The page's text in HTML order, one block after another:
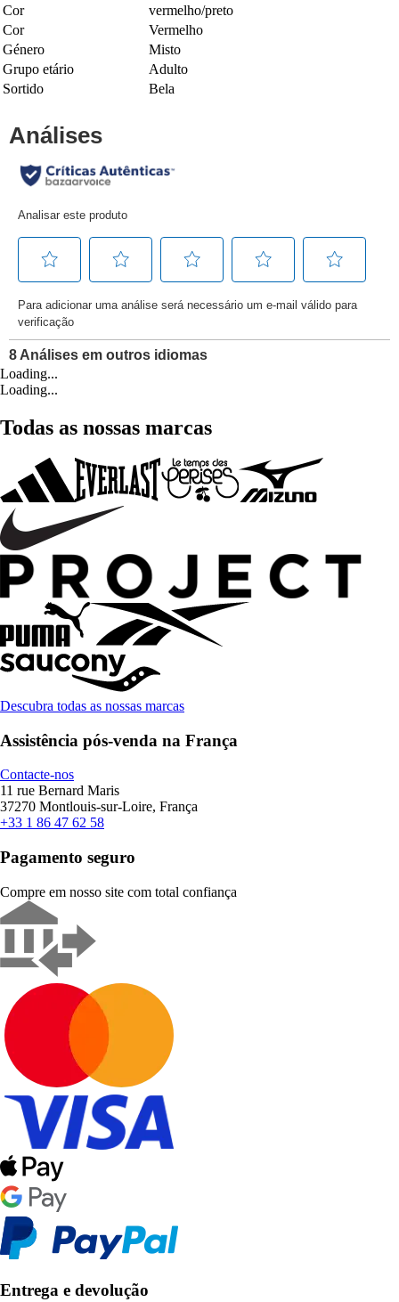
Cor
vermelho/preto
Cor
Vermelho
Género
Misto
Grupo etário
Adulto
Sortido
Bela
Loading...
Loading...
Todas as nossas marcas
Descubra todas as nossas marcas
Assistência pós-venda na França
Contacte-nos
11 rue Bernard Maris
37270 Montlouis-sur-Loire, França
+33 1 86 47 62 58
Pagamento seguro
Compre em nosso site com total confiança
Entrega e devolução